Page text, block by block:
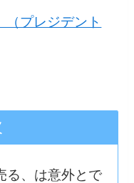
（プレジデント
る、は意外とで